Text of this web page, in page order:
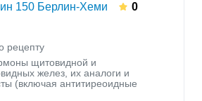
150 Берлин-Хеми 0
рецепту
щитовидной и
желез, их аналоги и
(включая антитиреоидные